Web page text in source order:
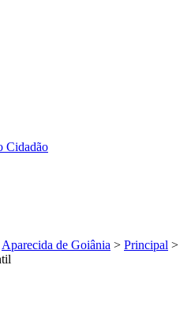
Cidadão
Aparecida de Goiânia > Principal >